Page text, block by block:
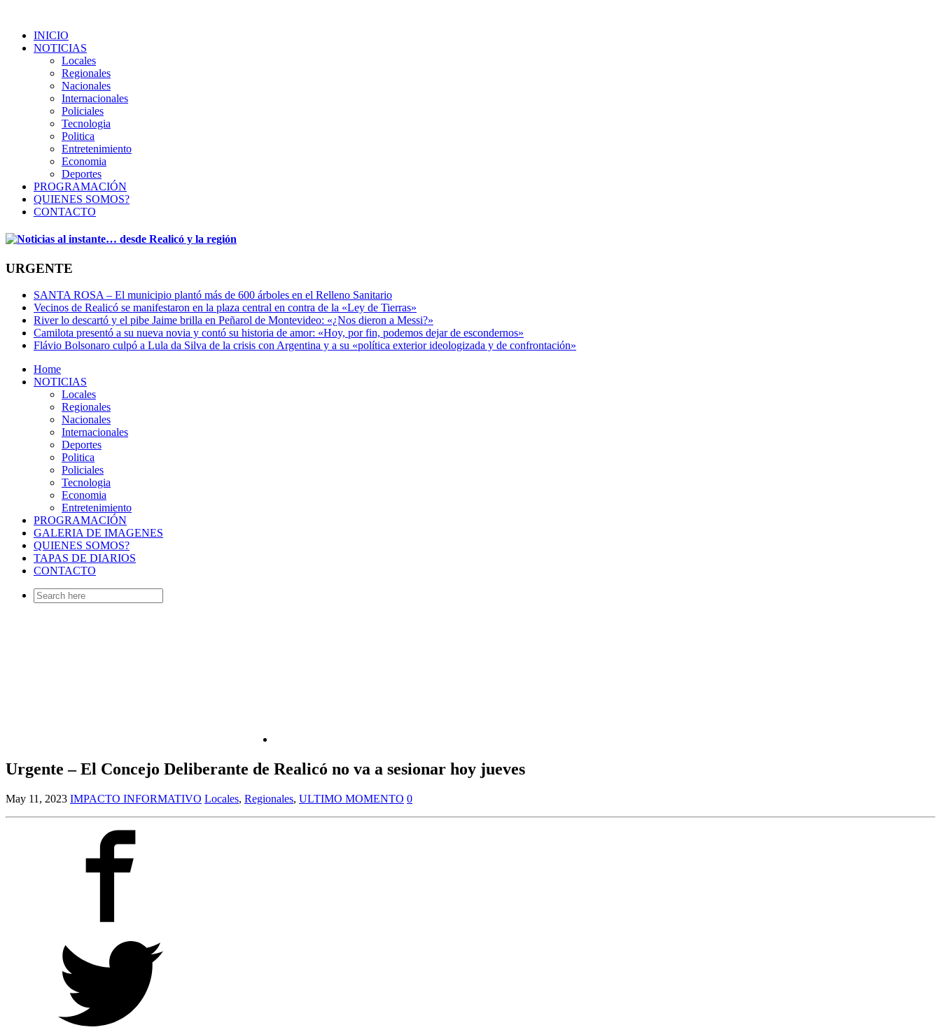
INICIO
NOTICIAS
Locales
Regionales
Nacionales
Internacionales
Policiales
Tecnologia
Politica
Entretenimiento
Economia
Deportes
PROGRAMACIÓN
QUIENES SOMOS?
CONTACTO
URGENTE
SANTA ROSA – El municipio plantó más de 600 árboles en el Relleno Sanitario
Vecinos de Realicó se manifestaron en la plaza central en contra de la «Ley de Tierras»
River lo descartó y el pibe Jaime brilla en Peñarol de Montevideo: «¿Nos dieron a Messi?»
Camilota presentó a su nueva novia y contó su historia de amor: «Hoy, por fin, podemos dejar de escondernos»
Flávio Bolsonaro culpó a Lula da Silva de la crisis con Argentina y a su «política exterior ideologizada y de confrontación»
Home
NOTICIAS
Locales
Regionales
Nacionales
Internacionales
Deportes
Politica
Policiales
Tecnologia
Economia
Entretenimiento
PROGRAMACIÓN
GALERIA DE IMAGENES
QUIENES SOMOS?
TAPAS DE DIARIOS
CONTACTO
Search
for:
Urgente – El Concejo Deliberante de Realicó no va a sesionar hoy jueves
May 11, 2023 IMPACTO INFORMATIVO Locales, Regionales, ULTIMO MOMENTO 0